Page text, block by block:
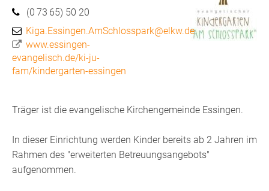
(0 73 65) 50 20
Kiga.Essingen.AmSchlosspark@elkw.de
www.essingen-
evangelisch.de/ki-ju-
fam/kindergarten-essingen
Träger ist die evangelische Kirchengemeinde Essingen.
In dieser Einrichtung werden Kinder bereits ab 2 Jahren im
Rahmen des "erweiterten Betreuungsangebots"
aufgenommen.